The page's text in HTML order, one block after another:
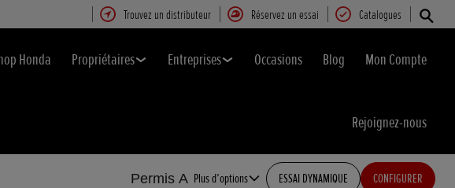
Trouvez un distributeur Réservez un essai Catalogues
Honda Propriétaires Entreprises Occasions Blog Mon Compte
Rejoignez-nous
Permis A Plus d’options ESSAI DYNAMIQUE CONFIGURER